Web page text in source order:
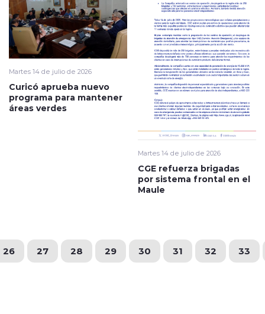
Martes 14 de julio de 2026
Curicó aprueba nuevo
programa para mantener
áreas verdes
Martes 14 de julio de 2026
CGE refuerza brigadas
por sistema frontal en el
Maule
26 27 28 29 30 31 32 33